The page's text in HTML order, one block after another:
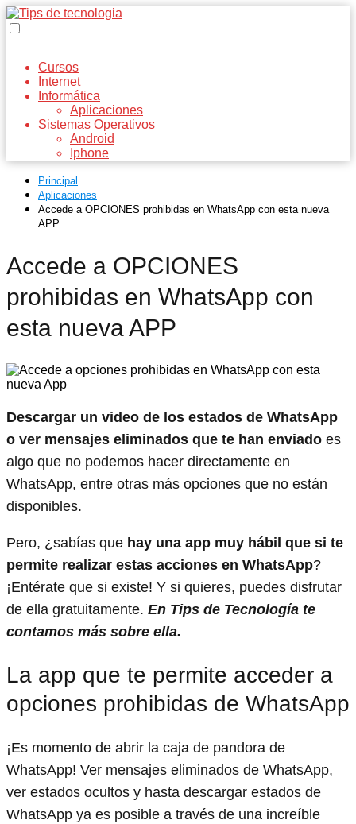
Cursos
Internet
Informática
Aplicaciones
Sistemas Operativos
Android
Iphone
Principal
Aplicaciones
Accede a OPCIONES prohibidas en WhatsApp con esta nueva
APP
Accede a OPCIONES
prohibidas en WhatsApp con
esta nueva APP
Descargar un video de los estados de WhatsApp
o ver mensajes eliminados que te han enviado es
algo que no podemos hacer directamente en
WhatsApp, entre otras más opciones que no están
disponibles.
Pero, ¿sabías que hay una app muy hábil que si te
permite realizar estas acciones en WhatsApp?
¡Entérate que si existe! Y si quieres, puedes disfrutar
de ella gratuitamente. En Tips de Tecnología te
contamos más sobre ella.
La app que te permite acceder a
opciones prohibidas de WhatsApp
¡Es momento de abrir la caja de pandora de
WhatsApp! Ver mensajes eliminados de WhatsApp,
ver estados ocultos y hasta descargar estados de
WhatsApp ya es posible a través de una increíble